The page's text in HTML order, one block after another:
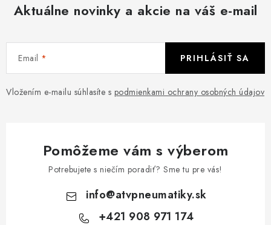
Aktuálne novinky a akcie na váš e-mail
Email
Vložením e-mailu súhlasíte s podmienkami ochrany osobných údajov
PRIHLÁSIŤ SA
Pomôžeme vám s výberom
Potrebujete s niečím poradiť? Sme tu pre vás!
info@atvpneumatiky.sk
+421 908 971 174